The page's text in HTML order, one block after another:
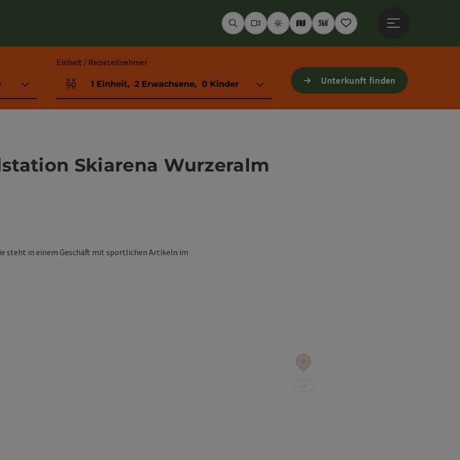
SuchenWebcams
WetterInteraktive Karte
360° Panoramen
Merkzettel
Einheit / Reiseteilnehmer
Einheitenanzahl und Personenfelder
1 Einheit, 2 Erwachsene, 0 Kinder Unterkunft finden
Skiarena Wurzeralm